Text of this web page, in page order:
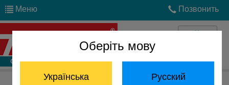
Оберіть мову
Українська Русский
Меню Позвонить
Войти
Отдел запчастей: (068) 824-24-24